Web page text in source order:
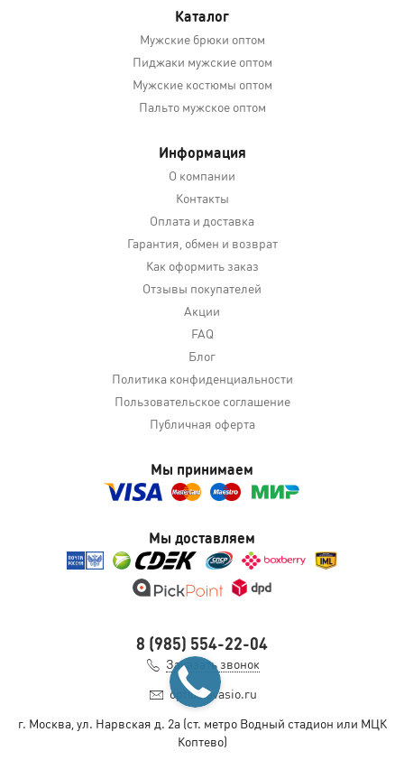
Каталог
Мужские брюки оптом
Пиджаки мужские оптом
Мужские костюмы оптом
Пальто мужское оптом
Информация
О компании
Контакты
Оплата и доставка
Гарантия, обмен и возврат
Как оформить заказ
Отзывы покупателей
Акции
FAQ
Блог
Политика конфиденциальности
Пользовательское соглашение
Публичная оферта
Мы принимаем
Мы доставляем
8 (985) 554-22-04
Заказать звонок
opt@slavasio.ru
г. Москва, ул. Нарвская д. 2а(ст. метро Водный стадион или МЦК
Коптево)